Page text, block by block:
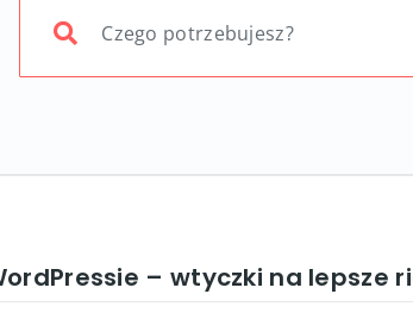
– wtyczki na lepsze